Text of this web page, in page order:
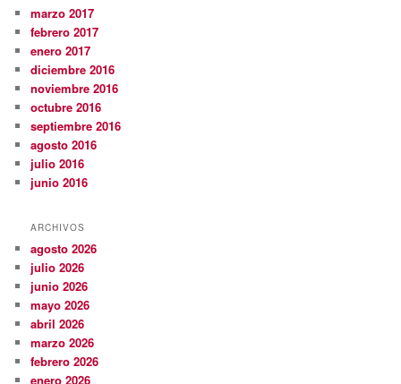
marzo 2017
febrero 2017
enero 2017
diciembre 2016
noviembre 2016
octubre 2016
septiembre 2016
agosto 2016
julio 2016
junio 2016
ARCHIVOS
agosto 2026
julio 2026
junio 2026
mayo 2026
abril 2026
marzo 2026
febrero 2026
enero 2026